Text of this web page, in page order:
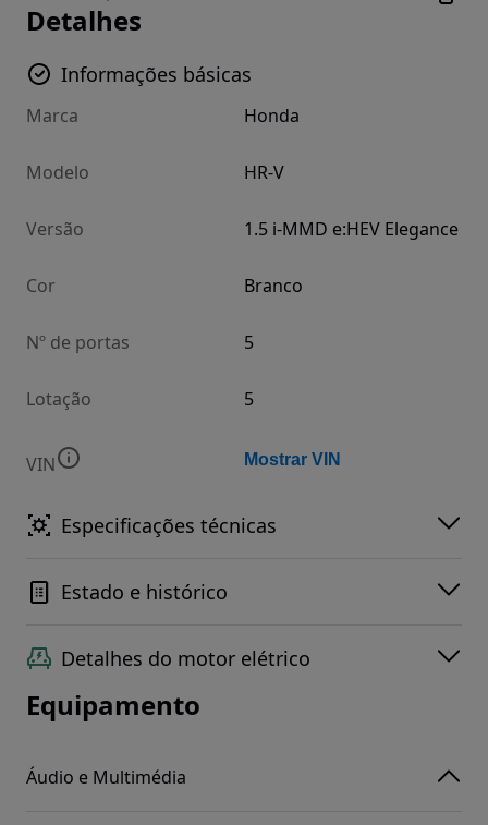
Detalhes
Informações básicas
Marca Honda
Modelo HR-V
Versão 1.5 i-MMD e:HEV Elegance
Cor Branco
Nº de portas 5
Lotação 5
VIN Mostrar VIN
Especificações técnicas
Estado e histórico
Detalhes do motor elétrico
Equipamento
Áudio e Multimédia